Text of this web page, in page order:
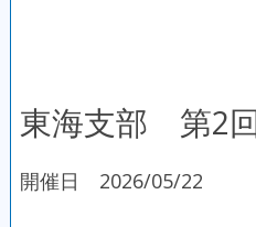
東海支部 第2回
開催日 2026/05/22